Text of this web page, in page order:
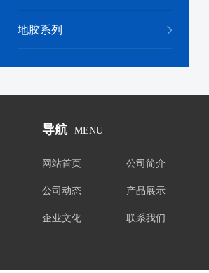
地胶系列
导航 MENU
网站首页 公司简介
公司动态 产品展示
企业文化 联系我们